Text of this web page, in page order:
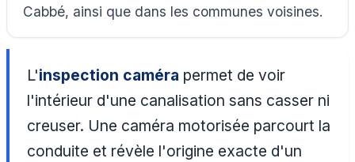
Cabbé, ainsi que dans les communes voisines.
L'inspection caméra permet de voir
l'intérieur d'une canalisation sans casser ni
creuser. Une caméra motorisée parcourt la
conduite et révèle l'origine exacte d'un